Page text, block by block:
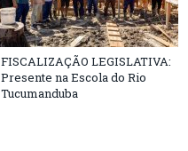
FISCALIZAÇÃO LEGISLATIVA:
Presente na Escola do Rio
Tucumanduba